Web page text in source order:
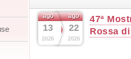
ago
13
2026
ago
22
2026
47ª
Rossa